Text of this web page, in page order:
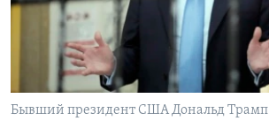
Learning English
СОЦИАЛЬНЫЕ СЕТИ
Бывший президент США Дональд Трамп